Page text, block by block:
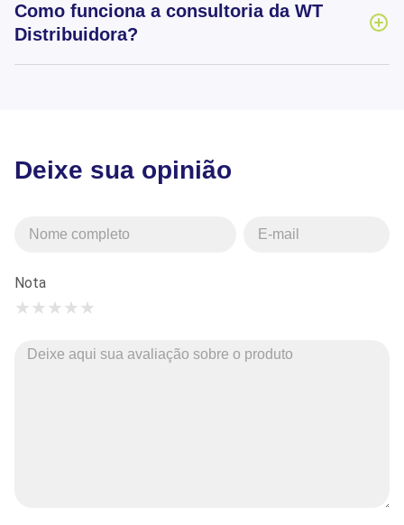
Como funciona a consultoria da WT
Distribuidora?
Deixe sua opinião
Nota
★
★
★
★
★